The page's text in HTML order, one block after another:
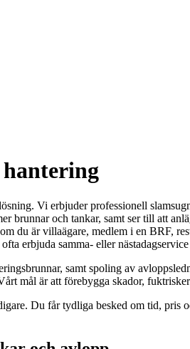
Vi erbjuder professionell
brunnar och tankar, samt ser till att
är villaägare, medlem i en BRF,
erbjuda samma- eller
samt spoling av
mål är att förebygga skador,
Du får tydliga besked om tid, pris